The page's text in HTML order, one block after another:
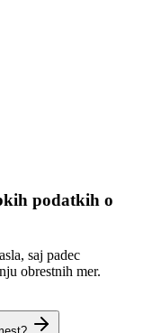
podatkih o
saj padec
obrestnih mer.